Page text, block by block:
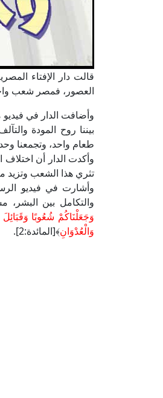
قالت دار الإفتاء
العصور، فمصر شعب
وأضافت الدار في فيديو
بيننا روح المودة
طعام واحد، وتجمعنا
وأكدت الدار أن اختلاف
تثري هذا الشعب وتزيد
وأشارت في فيديو
والتكامل بين
وَجَعَلْنَاكُمْ شُعُوبًا وَقَبَائِلَ
وَالْعُدْوَانِ﴾[المائدة:2].